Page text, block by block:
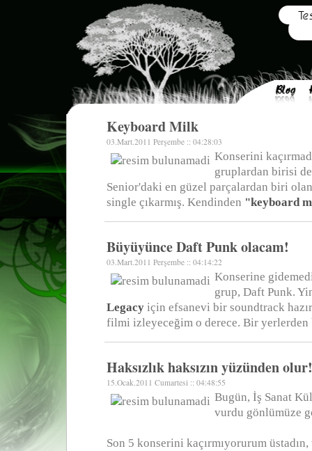
Keyboard Milk
03.Mart.2011 Perşembe :: 04:28:03
Konserini
gruplardan birisi
Senior'daki en güzel parçalardan biri
single çıkarmış. Kendinden "keyboard
Büyüyünce Daft Punk olacam!
03.Mart.2011 Perşembe :: 04:14:22
Konserine
grup, Daft Punk.
Legacyiçin efsanevi bir soundtrack
filmi izleyeceğim o derece. Bir
Haksızlık haksızın yüzünden olur!
15.Ocak.2011 Cumartesi :: 04:48:55
Bugün, İş Sanat
vurdu gönlümüze
Son 5 konserini kaçırmıyorurum